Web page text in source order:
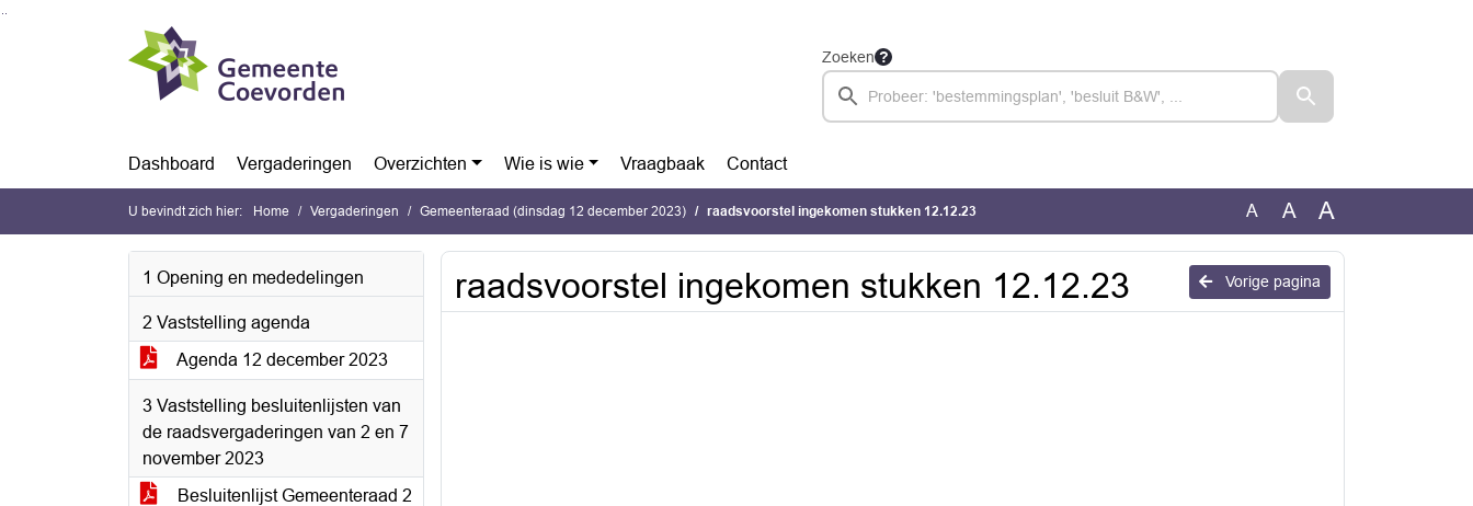
Ga naar de inhoud van deze pagina
Ga naar het zoeken
Ga naar het menu
Zoeken
Dashboard Vergaderingen Overzichten Wie is wie Vraagbaak Contact
U bevindt zich hier: Home Vergaderingen Gemeenteraad (dinsdag 12 december 2023) raadsvoorstel ingekomen stukken 12.12.23 A A A
1 Opening en mededelingen
2 Vaststelling agenda
Agenda 12 december 2023
3 Vaststelling besluitenlijsten van
de raadsvergaderingen van 2 en 7
november 2023
Besluitenlijst Gemeenteraad 2
Vorige pagina
raadsvoorstel ingekomen stukken 12.12.23